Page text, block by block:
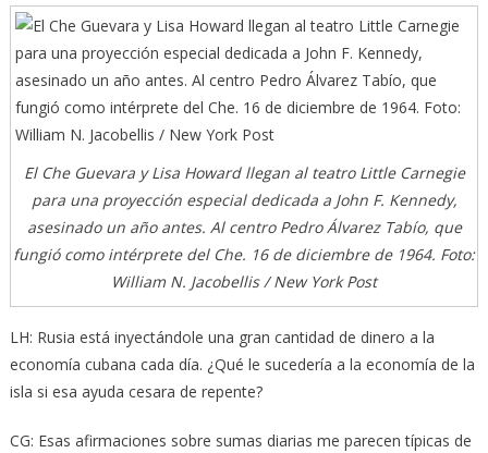
El Che Guevara y Lisa Howard llegan al teatro Little Carnegie
para una proyección especial dedicada a John F. Kennedy,
asesinado un año antes. Al centro Pedro Álvarez Tabío, que
fungió como intérprete del Che. 16 de diciembre de 1964. Foto:
William N. Jacobellis / New York Post
LH: Rusia está inyectándole una gran cantidad de dinero a la
economía cubana cada día. ¿Qué le sucedería a la economía de la
isla si esa ayuda cesara de repente?
CG: Esas afirmaciones sobre sumas diarias me parecen típicas de